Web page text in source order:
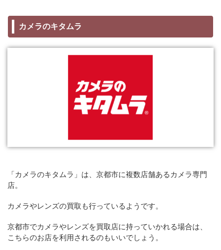
カメラのキタムラ
「カメラのキタムラ」は、京都市に複数店舗あるカメラ専門
店。
カメラやレンズの買取も行っているようです。
京都市でカメラやレンズを買取店に持っていかれる場合は、
こちらのお店を利用されるのもいいでしょう。